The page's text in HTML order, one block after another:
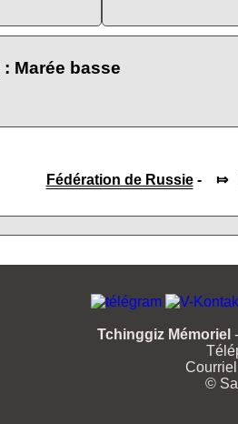
: Marée basse
Fédération de Russie- ⤇
Tchinggiz Mémoriel
©